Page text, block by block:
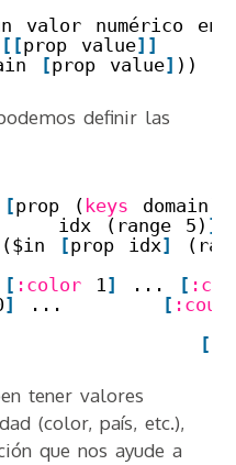
valor numérico en
[ [prop value] ]
[prop value] ))
definir las
[prop ( keys
domain)
idx (range 5) ]
($in
[prop idx]
[ :color 1 ] ... [
] ... [
[
tener valores
(color, país, etc.),
que nos ayude a